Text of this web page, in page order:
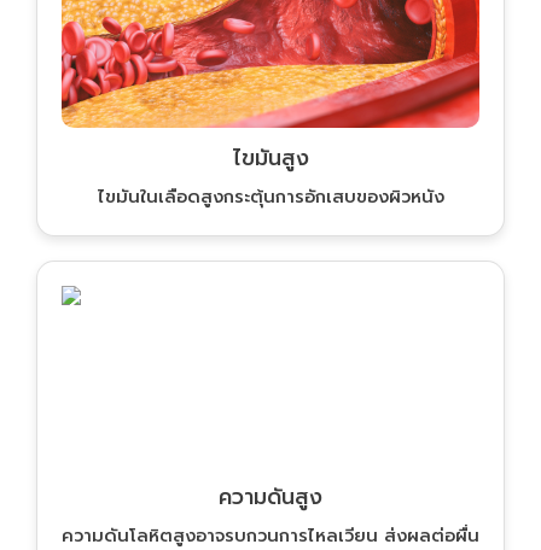
ไขมันสูง
ไขมันในเลือดสูงกระตุ้นการอักเสบของผิวหนัง
ความดันสูง
ความดันโลหิตสูงอาจรบกวนการไหลเวียน ส่งผลต่อผื่น